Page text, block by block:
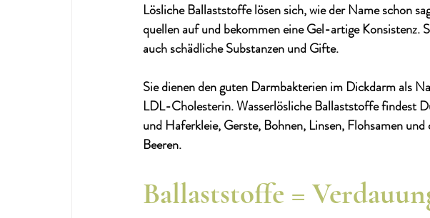
Lösliche Ballaststoffe lösen sich, wie der Name schon
quellen auf und bekommen eine Gel-artige Konsistenz.
auch schädliche Substanzen und Gifte.
Sie dienen den guten Darmbakterien im Dickdarm als
LDL-Cholesterin. Wasserlösliche Ballaststoffe findest
und Haferkleie, Gerste, Bohnen, Linsen, Flohsamen
Beeren.
Ballaststoffe =